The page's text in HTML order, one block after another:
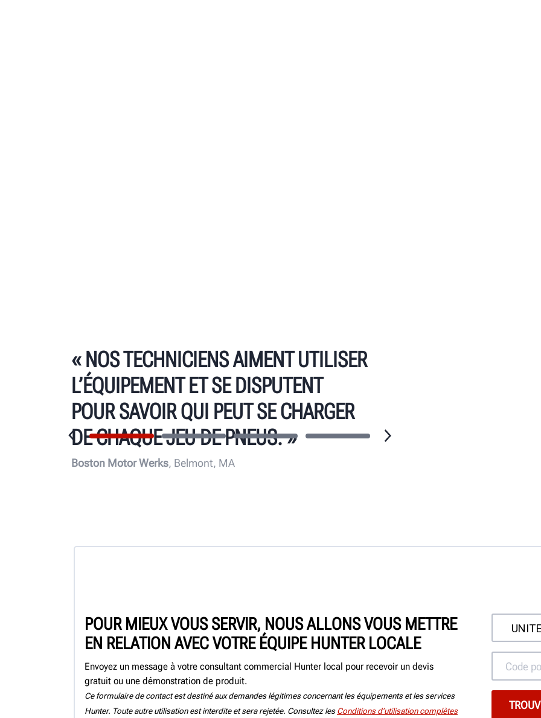
« NOS TECHNICIENS AIMENT UTILISER
L’ÉQUIPEMENT ET SE DISPUTENT
POUR SAVOIR QUI PEUT SE CHARGER
DE CHAQUE JEU DE PNEUS. »
Boston Motor Werks, Belmont, MA
POUR MIEUX VOUS SERVIR, NOUS ALLONS VOUS METTRE
EN RELATION AVEC VOTRE ÉQUIPE HUNTER LOCALE
Envoyez un message à votre consultant commercial Hunter local pour recevoir un devis
gratuit ou une démonstration de produit.
Ce formulaire de contact est destiné aux demandes légitimes concernant les équipements et les services
Hunter. Toute autre utilisation est interdite et sera rejetée. Consultez les Conditions d’utilisation complètes